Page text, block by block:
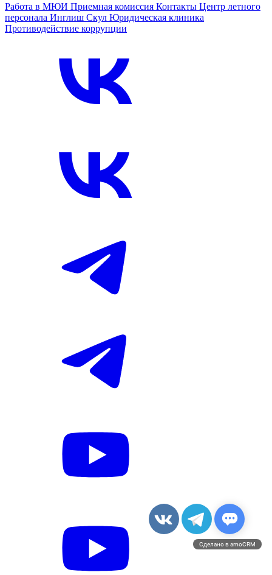
Работа в МЮИ Приемная комиссия Контакты Центр летного
персонала Инглиш Скул Юридическая клиника
Противодействие коррупции
Сделано в amoCRM